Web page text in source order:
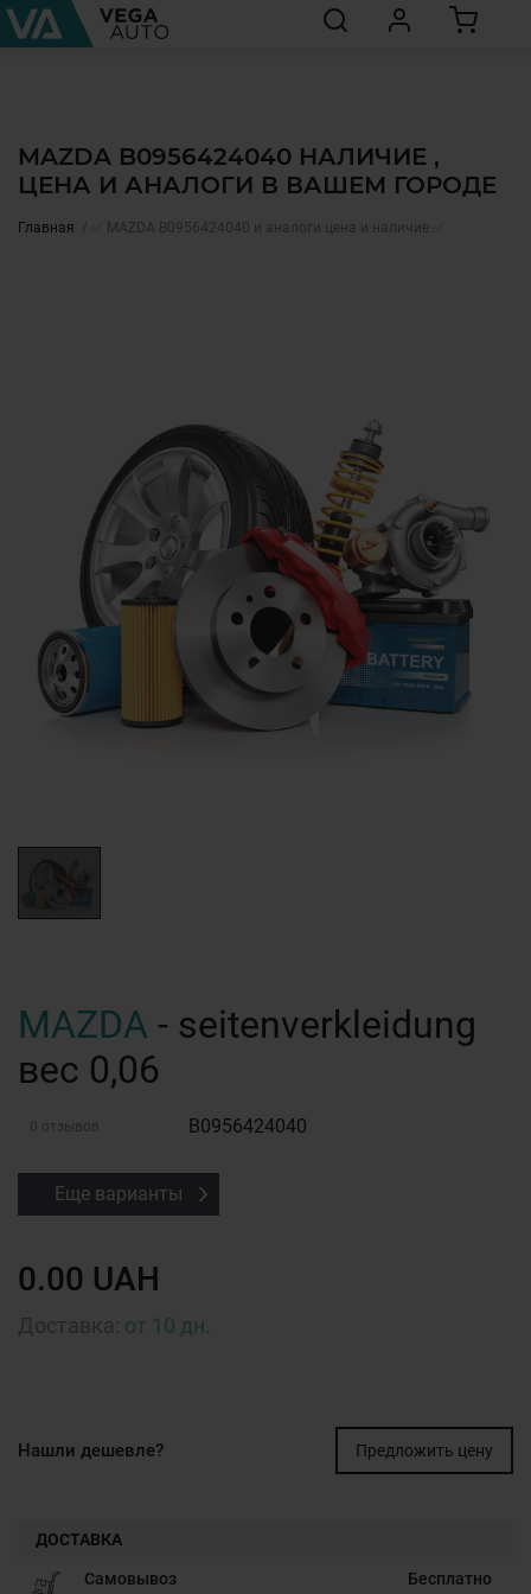
MAZDA B0956424040 НАЛИЧИЕ ,
ЦЕНА И АНАЛОГИ В ВАШЕМ ГОРОДЕ
Главная ✅ MAZDA B0956424040 и аналоги цена и наличие ✅
MAZDA - seitenverkleidung
вес 0,06
0 отзывов B0956424040
Еще варианты
0.00 UAH
от 10 дн.
Нашли дешевле? Предложить цену
ДОСТАВКА
Самовывоз Бесплатно